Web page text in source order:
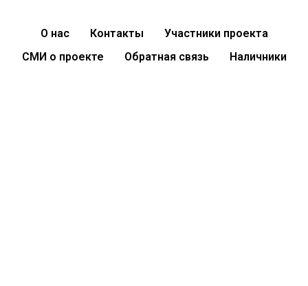
О нас Контакты
Участники проекта
СМИ о проекте
Обратная связь Наличники